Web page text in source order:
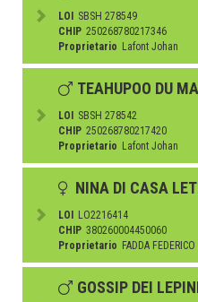
LOI
SBSH 278549
CHIP 250268780217346
Proprietario Lafont Johan
TEAHUPOO DU
LOI
SBSH 278542
CHIP 250268780217420
Proprietario Lafont Johan
NINA DI CASA
LOI
LO2216414
CHIP 380260004450060
Proprietario FADDA FEDERICO
GOSSIP DEI